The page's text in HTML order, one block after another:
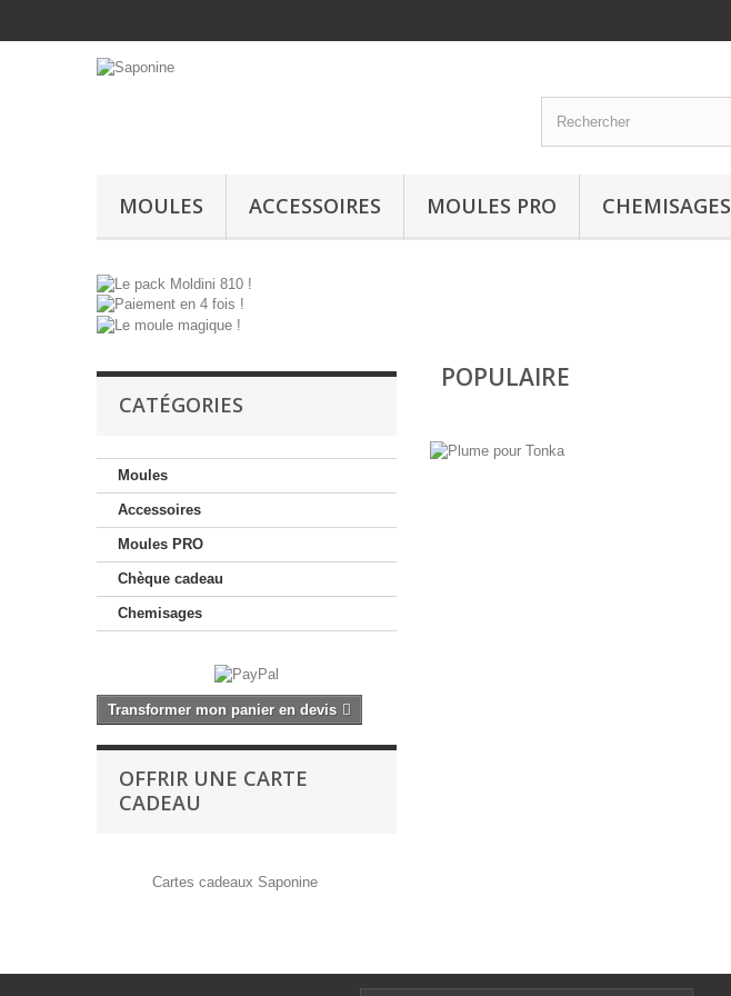
MOULES ACCESSOIRES MOULES PRO CHEMISAGES
MOLDINI
Vos
savons en
48h !
CATÉGORIES
Moules
Accessoires
Moules PRO
Chèque cadeau
Chemisages
Transformer mon panier en devis
OFFRIR UNE CARTE
CADEAU
Cartes cadeaux Saponine
POPULAIRE